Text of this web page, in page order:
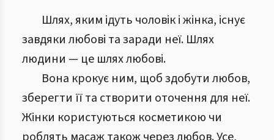
Шлях, яким ідуть чоловік і жінка, існує
завдяки любові та заради неї. Шлях
людини — це шлях любові.
Вона крокує ним, щоб здобути любов,
зберегти її та створити оточення для неї.
Жінки користуються косметикою чи